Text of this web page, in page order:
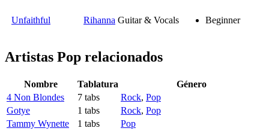
Unfaithful Rihanna Guitar & Vocals Beginner
Artistas Pop relacionados
Nombre Tablatura
Género
4 Non Blondes
7 tabs Rock, Pop
Gotye
1 tabs Rock, Pop
Tammy Wynette
1 tabs
Pop